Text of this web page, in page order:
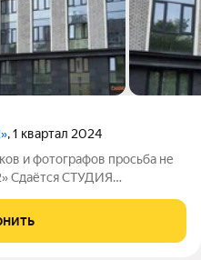
, 1 квартал 2024
и фотографов просьба не
Сдаётся СТУДИЯ
по адресу: г. Москва,
на 3-м